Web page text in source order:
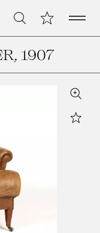
Suche Meine Open
, 1907
Zoom
Star